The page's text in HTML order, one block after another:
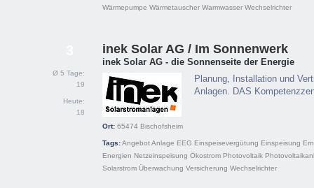
Wärmepumpe Wärmetauscher Warmwasser Wechselrichter
Ø 5 Tage:
19
Heute:
18
inek Solar AG / Im Sonnenwerk
inek Solar AG - die Sonnenseite der Energie
Planung, Installation und
Anlagen. DAS
Ort: 65474 Bischofsheim
Tags:AngebotAnlage EEG Einspeisevergütung Einspeisung
Energien Netzeinspeisung Ökostrom Photovoltaik
Solarstrom Überwachung Versicherung Wechselrichter